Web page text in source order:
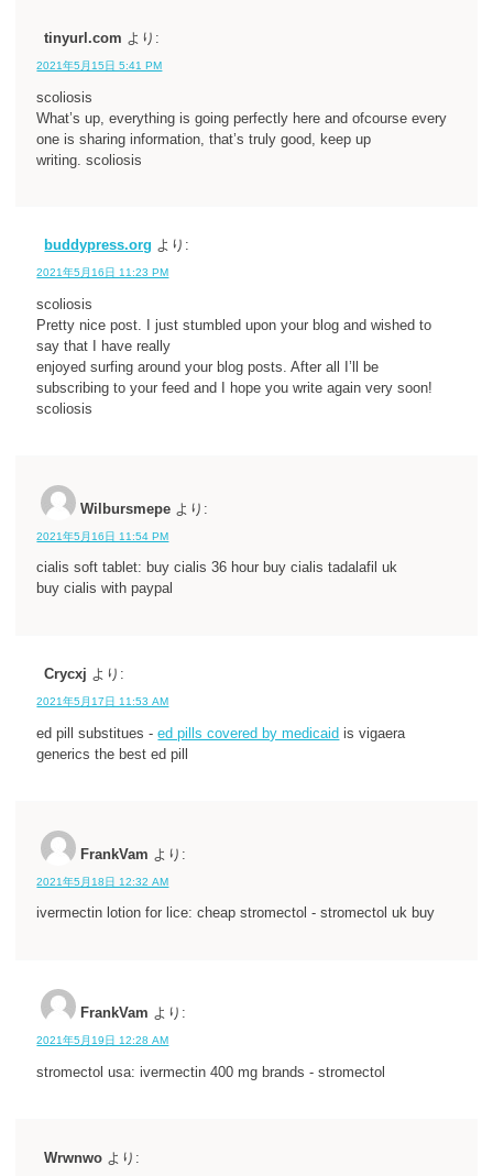
tinyurl.com より:
2021年5月15日 5:41 PM
scoliosis
What’s up, everything is going perfectly here and ofcourse every
one is sharing information, that’s truly good, keep up
writing. scoliosis
buddypress.org より:
2021年5月16日 11:23 PM
scoliosis
Pretty nice post. I just stumbled upon your blog and wished to
say that I have really
enjoyed surfing around your blog posts. After all I’ll be
subscribing to your feed and I hope you write again very soon!
scoliosis
Wilbursmepe より:
2021年5月16日 11:54 PM
cialis soft tablet: buy cialis 36 hour buy cialis tadalafil uk
buy cialis with paypal
Crycxj より:
2021年5月17日 11:53 AM
ed pill substitues -ed pills covered by medicaid is vigaera
generics the best ed pill
FrankVam より:
2021年5月18日 12:32 AM
ivermectin lotion for lice: cheap stromectol - stromectol uk buy
FrankVam より:
2021年5月19日 12:28 AM
stromectol usa: ivermectin 400 mg brands - stromectol
Wrwnwo より: